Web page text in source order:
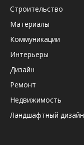
Строительство
Материалы
Коммуникации
Интерьеры
Дизайн
Ремонт
Недвижимость
Ландшафтный дизайн